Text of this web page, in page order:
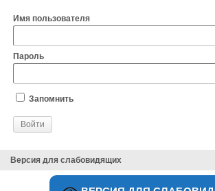
Имя пользователя
Пароль
Запомнить
Версия для слабовидящих